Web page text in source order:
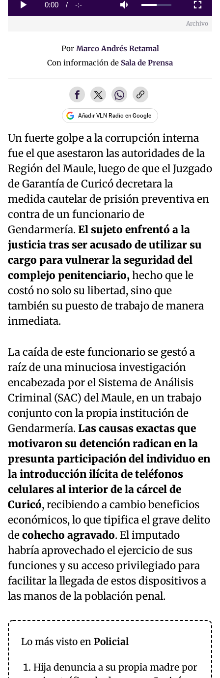
Play Mute
Current
0:00 / Duration
-:- Fullscreen
Archivo
Por Marco Andrés Retamal
Con información de Sala de Prensa
Añadir VLN Radio en Google
Un fuerte golpe a la corrupción interna
fue el que asestaron las autoridades de la
Región del Maule, luego de que el Juzgado
de Garantía de Curicó decretara la
medida cautelar de prisión preventiva en
contra de un funcionario de
Gendarmería. El sujeto enfrentó a la
justicia tras ser acusado de utilizar su
cargo para vulnerar la seguridad del
complejo penitenciario,hecho que le
costó no solo su libertad, sino que
también su puesto de trabajo de manera
inmediata.
La caída de este funcionario se gestó a
raíz de una minuciosa investigación
encabezada por el Sistema de Análisis
Criminal (SAC) del Maule, en un trabajo
conjunto con la propia institución de
Gendarmería. Las causas exactas que
motivaron su detención radican en la
presunta participación del individuo en
la introducción ilícita de teléfonos
celulares al interior de la cárcel de
Curicó, recibiendo a cambio beneficios
económicos, lo que tipifica el grave delito
decohecho agravado. El imputado
habría aprovechado el ejercicio de sus
funciones y su acceso privilegiado para
facilitar la llegada de estos dispositivos a
las manos de la población penal.
Lo más visto en Policial
Hija denuncia a su propia madre por